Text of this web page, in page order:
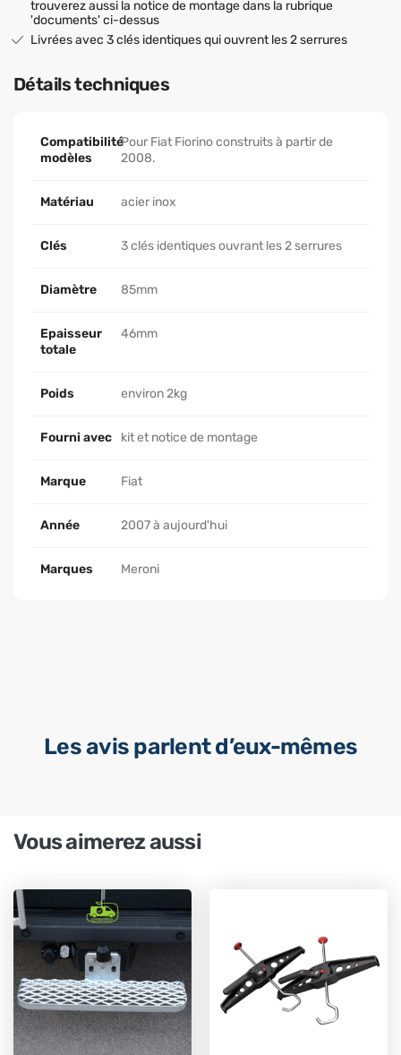
trouverez aussi la notice de montage dans la rubrique
'documents' ci-dessus
Livrées avec 3 clés identiques qui ouvrent les 2 serrures
Détails techniques
Compatibilité
modèles
Pour Fiat Fiorino construits à partir de
2008.
Matériau acier inox
Clés 3 clés identiques ouvrant les 2 serrures
Diamètre 85mm
Epaisseur
totale
46mm
Poids environ 2kg
Fourni avec kit et notice de montage
Marque Fiat
Année 2007 à aujourd'hui
Marques Meroni
Les avis parlent d’eux-mêmes
Vous aimerez aussi